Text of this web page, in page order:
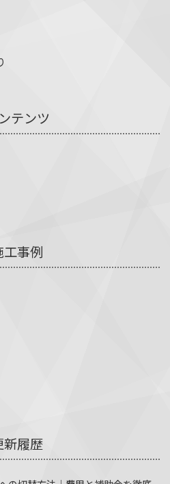
テンツ
工事例
新履歴